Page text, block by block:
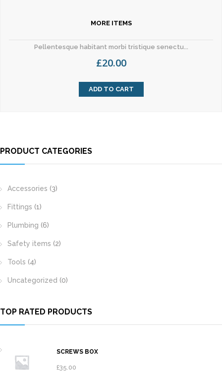
MORE ITEMS
Pellentesque habitant morbi tristique senectu...
£20.00
ADD TO CART
PRODUCT CATEGORIES
Accessories (3)
Fittings (1)
Plumbing (6)
Safety items (2)
Tools (4)
Uncategorized (0)
TOP RATED PRODUCTS
SCREWS BOX
£35.00